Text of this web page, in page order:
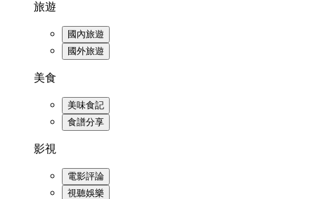
旅遊
國內旅遊
國外旅遊
美食
美味食記
食譜分享
影視
電影評論
視聽娛樂